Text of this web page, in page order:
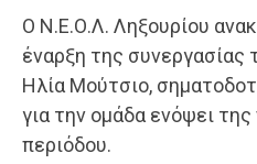
Ο Ν.Ε.Ο.Λ. Ληξουρίου
έναρξη της συνεργασίας
Ηλία Μούτσιο,
για την ομάδα ενόψει
περιόδου.